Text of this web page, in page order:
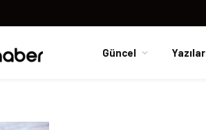
Güncel Yazılar